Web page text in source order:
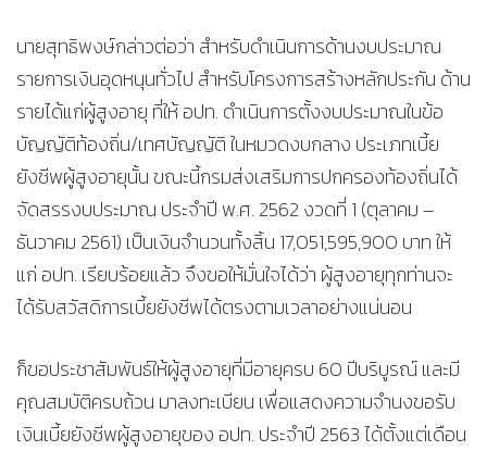
นายสุทธิพงษ์กล่าวต่อว่า สำหรับดำเนินการด้านงบประมาณ
รายการเงินอุดหนุนทั่วไป สำหรับโครงการสร้างหลักประกัน ด้าน
รายได้แก่ผู้สูงอายุ ที่ให้ อปท. ดำเนินการตั้งงบประมาณในข้อ
บัญญัติท้องถิ่น/เทศบัญญัติ ในหมวดงบกลาง ประเภทเบี้ย
ยังชีพผู้สูงอายุนั้น ขณะนี้กรมส่งเสริมการปกครองท้องถิ่นได้
จัดสรรงบประมาณ ประจำปี พ.ศ. 2562 งวดที่ 1 (ตุลาคม –
ธันวาคม 2561) เป็นเงินจำนวนทั้งสิ้น 17,051,595,900 บาท ให้
แก่ อปท. เรียบร้อยแล้ว จึงขอให้มั่นใจได้ว่า ผู้สูงอายุทุกท่านจะ
ได้รับสวัสดิการเบี้ยยังชีพได้ตรงตามเวลาอย่างแน่นอน
ก็ขอประชาสัมพันธ์ให้ผู้สูงอายุที่มีอายุครบ 60 ปีบริบูรณ์ และมี
คุณสมบัติครบถ้วน มาลงทะเบียน เพื่อแสดงความจำนงขอรับ
เงินเบี้ยยังชีพผู้สูงอายุของ อปท. ประจำปี 2563 ได้ตั้งแต่เดือน